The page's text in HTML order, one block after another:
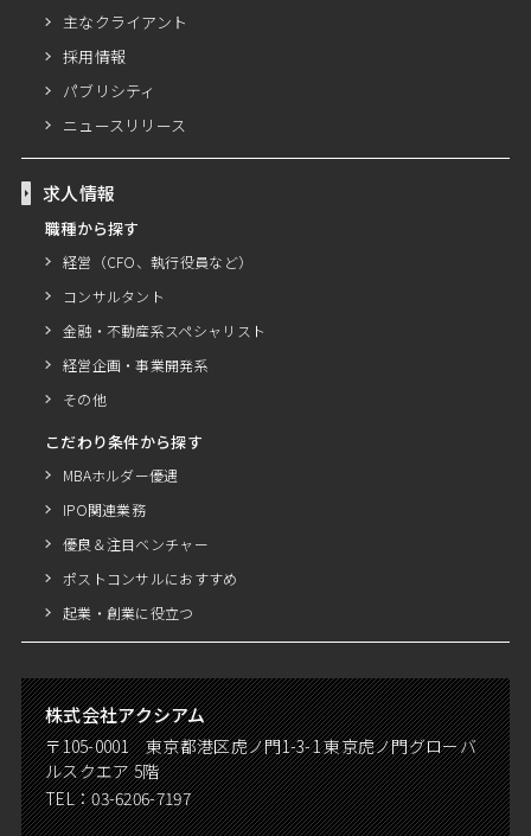
主なクライアント
採用情報
パブリシティ
ニュースリリース
求人情報
職種から探す
経営（CFO、執行役員など）
コンサルタント
金融・不動産系スペシャリスト
経営企画・事業開発系
その他
こだわり条件から探す
MBAホルダー優遇
IPO関連業務
優良＆注目ベンチャー
ポストコンサルにおすすめ
起業・創業に役立つ
株式会社アクシアム
〒105-0001 東京都港区虎ノ門1-3-1 東京虎ノ門グローバ
ルスクエア 5階
TEL：03-6206-7197